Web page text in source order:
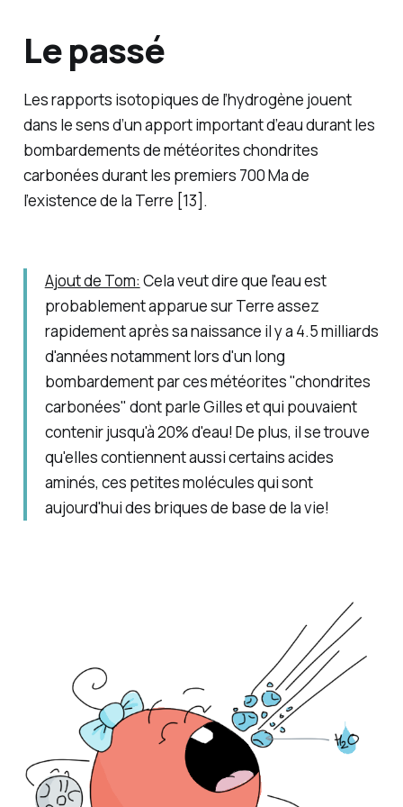
Le passé
Les rapports isotopiques de l’hydrogène jouent
dans le sens d’un apport important d’eau durant les
bombardements de météorites chondrites
carbonées durant les premiers 700 Ma de
l’existence de la Terre [13].
Ajout de Tom: Cela veut dire que l'eau est
probablement apparue sur Terre assez
rapidement après sa naissance il y a 4.5 milliards
d'années notamment lors d'un long
bombardement par ces météorites "chondrites
carbonées" dont parle Gilles et qui pouvaient
contenir jusqu'à 20% d'eau! De plus, il se trouve
qu'elles contiennent aussi certains acides
aminés, ces petites molécules qui sont
aujourd'hui des briques de base de la vie!